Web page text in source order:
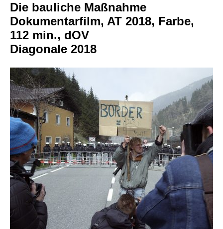
Die bauliche Maßnahme
Dokumentarfilm, AT 2018, Farbe,
112 min., dOV
Diagonale 2018